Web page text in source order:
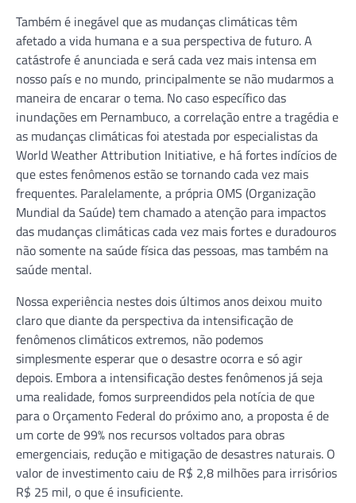
Também é inegável que as mudanças climáticas têm
afetado a vida humana e a sua perspectiva de futuro. A
catástrofe é anunciada e será cada vez mais intensa em
nosso país e no mundo, principalmente se não mudarmos a
maneira de encarar o tema. No caso específico das
inundações em Pernambuco, a correlação entre a tragédia e
as mudanças climáticas foi atestada por especialistas da
World Weather Attribution Initiative, e há fortes indícios de
que estes fenômenos estão se tornando cada vez mais
frequentes. Paralelamente, a própria OMS (Organização
Mundial da Saúde) tem chamado a atenção para impactos
das mudanças climáticas cada vez mais fortes e duradouros
não somente na saúde física das pessoas, mas também na
saúde mental.
Nossa experiência nestes dois últimos anos deixou muito
claro que diante da perspectiva da intensificação de
fenômenos climáticos extremos, não podemos
simplesmente esperar que o desastre ocorra e só agir
depois. Embora a intensificação destes fenômenos já seja
uma realidade, fomos surpreendidos pela notícia de que
para o Orçamento Federal do próximo ano, a proposta é de
um corte de 99% nos recursos voltados para obras
emergenciais, redução e mitigação de desastres naturais. O
valor de investimento caiu de R$ 2,8 milhões para irrisórios
R$ 25 mil, o que é insuficiente.